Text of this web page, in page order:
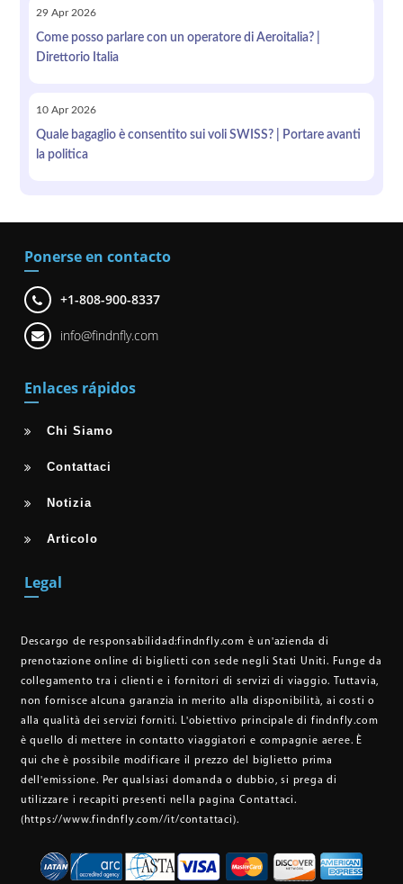
29 Apr 2026
Come posso parlare con un operatore di Aeroitalia? |
Direttorio Italia
10 Apr 2026
Quale bagaglio è consentito sui voli SWISS? | Portare avanti
la politica
Ponerse en contacto
+1-808-900-8337
info@findnfly.com
Enlaces rápidos
Chi Siamo
Contattaci
Notizia
Articolo
Legal
Descargo de responsabilidad:findnfly.com è un'azienda di
prenotazione online di biglietti con sede negli Stati Uniti. Funge da
collegamento tra i clienti e i fornitori di servizi di viaggio. Tuttavia,
non fornisce alcuna garanzia in merito alla disponibilità, ai costi o
alla qualità dei servizi forniti. L'obiettivo principale di findnfly.com
è quello di mettere in contatto viaggiatori e compagnie aeree. È
qui che è possibile modificare il prezzo del biglietto prima
dell'emissione. Per qualsiasi domanda o dubbio, si prega di
utilizzare i recapiti presenti nella pagina Contattaci.
(https://www.findnfly.com//it/contattaci).